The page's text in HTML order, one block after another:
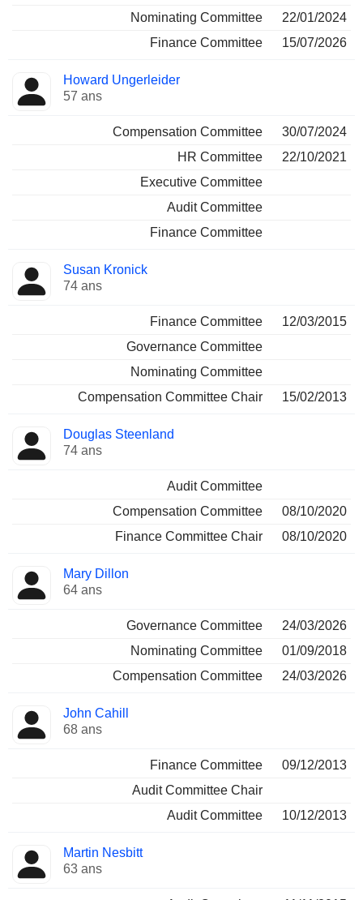
Nominating Committee
22/01/2024
Finance Committee
15/07/2026
Howard Ungerleider
57 ans
Compensation Committee
30/07/2024
HR Committee
22/10/2021
Executive Committee
Audit Committee
Finance Committee
Susan Kronick
74 ans
Finance Committee
12/03/2015
Governance Committee
Nominating Committee
Compensation Committee Chair
15/02/2013
Douglas Steenland
74 ans
Audit Committee
Compensation Committee
08/10/2020
Finance Committee Chair
08/10/2020
Mary Dillon
64 ans
Governance Committee
24/03/2026
Nominating Committee
01/09/2018
Compensation Committee
24/03/2026
John Cahill
68 ans
Finance Committee
09/12/2013
Audit Committee Chair
Audit Committee
10/12/2013
Martin Nesbitt
63 ans